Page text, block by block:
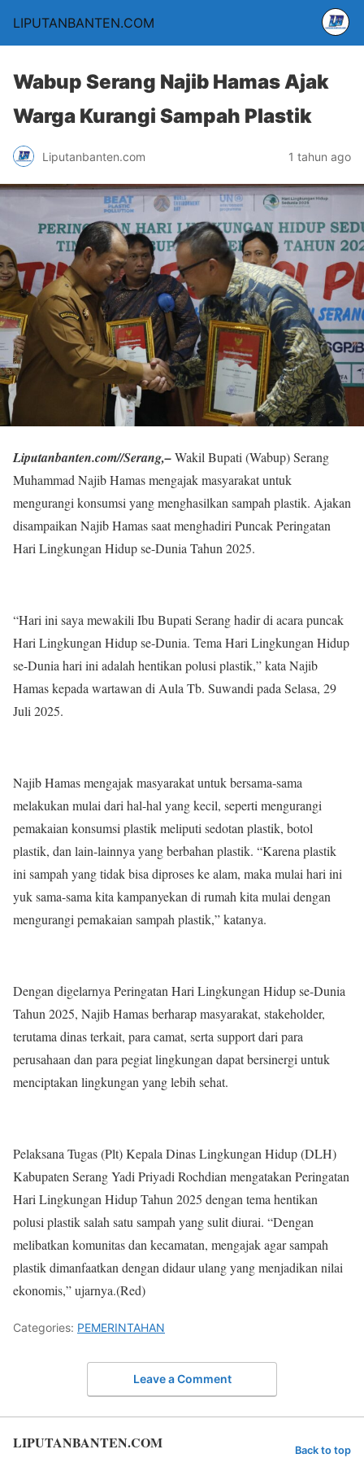
LIPUTANBANTEN.COM
Wabup Serang Najib Hamas Ajak
Warga Kurangi Sampah Plastik
Liputanbanten.com 1 tahun ago
Liputanbanten.com//Serang,–Wakil Bupati (Wabup) Serang
Muhammad Najib Hamas mengajak masyarakat untuk
mengurangi konsumsi yang menghasilkan sampah plastik. Ajakan
disampaikan Najib Hamas saat menghadiri Puncak Peringatan
Hari Lingkungan Hidup se-Dunia Tahun 2025.
“Hari ini saya mewakili Ibu Bupati Serang hadir di acara puncak
Hari Lingkungan Hidup se-Dunia. Tema Hari Lingkungan Hidup
se-Dunia hari ini adalah hentikan polusi plastik,” kata Najib
Hamas kepada wartawan di Aula Tb. Suwandi pada Selasa, 29
Juli 2025.
Najib Hamas mengajak masyarakat untuk bersama-sama
melakukan mulai dari hal-hal yang kecil, seperti mengurangi
pemakaian konsumsi plastik meliputi sedotan plastik, botol
plastik, dan lain-lainnya yang berbahan plastik. “Karena plastik
ini sampah yang tidak bisa diproses ke alam, maka mulai hari ini
yuk sama-sama kita kampanyekan di rumah kita mulai dengan
mengurangi pemakaian sampah plastik,” katanya.
Dengan digelarnya Peringatan Hari Lingkungan Hidup se-Dunia
Tahun 2025, Najib Hamas berharap masyarakat, stakeholder,
terutama dinas terkait, para camat, serta support dari para
perusahaan dan para pegiat lingkungan dapat bersinergi untuk
menciptakan lingkungan yang lebih sehat.
Pelaksana Tugas (Plt) Kepala Dinas Lingkungan Hidup (DLH)
Kabupaten Serang Yadi Priyadi Rochdian mengatakan Peringatan
Hari Lingkungan Hidup Tahun 2025 dengan tema hentikan
polusi plastik salah satu sampah yang sulit diurai. “Dengan
melibatkan komunitas dan kecamatan, mengajak agar sampah
plastik dimanfaatkan dengan didaur ulang yang menjadikan nilai
ekonomis,” ujarnya.(Red)
Categories: PEMERINTAHAN
Leave a Comment
LIPUTANBANTEN.COM Back to top